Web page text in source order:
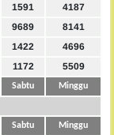
1591
4187
9689
8141
1422
4696
1172 5509
Sabtu Minggu
Sabtu Minggu